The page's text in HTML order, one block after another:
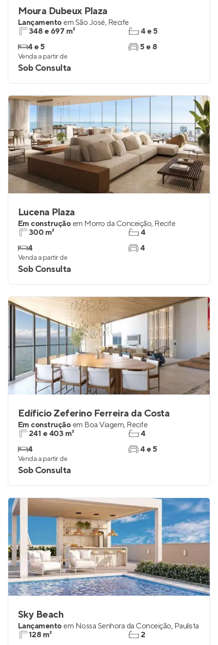
Moura Dubeux Plaza
Lançamento em São José, Recife
348 e 697 m²
4 e 5
4 e 5
5 e 8
Venda a partir de
Sob Consulta
Lucena Plaza
Em construção em Morro da Conceição, Recife
300 m²
4
4
4
Venda a partir de
Sob Consulta
Edíficio Zeferino Ferreira da Costa
Em construção em Boa Viagem, Recife
241 e 403 m²
4
4
4 e 5
Venda a partir de
Sob Consulta
Sky Beach
Lançamento em Nossa Senhora da Conceição, Paulista
128 m²
2